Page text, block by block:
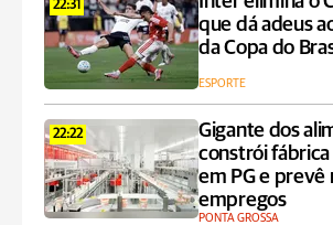
22:31
que dá adeus
da Copa do
ESPORTE
22:22
Gigante dos
constrói fábrica
em PG e
empregos
PONTA GROSSA